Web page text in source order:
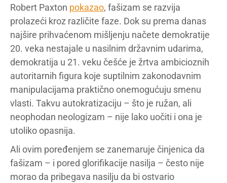
Robert Paxton pokazao, fašizam se razvija
prolazeći kroz različite faze. Dok su prema danas
najšire prihvaćenom mišljenju načete demokratije
20. veka nestajale u nasilnim državnim udarima,
demokratija u 21. veku češće je žrtva ambicioznih
autoritarnih figura koje suptilnim zakonodavnim
manipulacijama praktično onemogućuju smenu
vlasti. Takvu autokratizaciju – što je ružan, ali
neophodan neologizam – nije lako uočiti i ona je
utoliko opasnija.
Ali ovim poređenjem se zanemaruje činjenica da
fašizam – i pored glorifikacije nasilja – često nije
morao da pribegava nasilju da bi ostvario